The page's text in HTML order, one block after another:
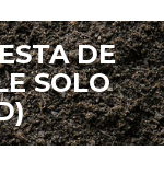
DE
SOLO